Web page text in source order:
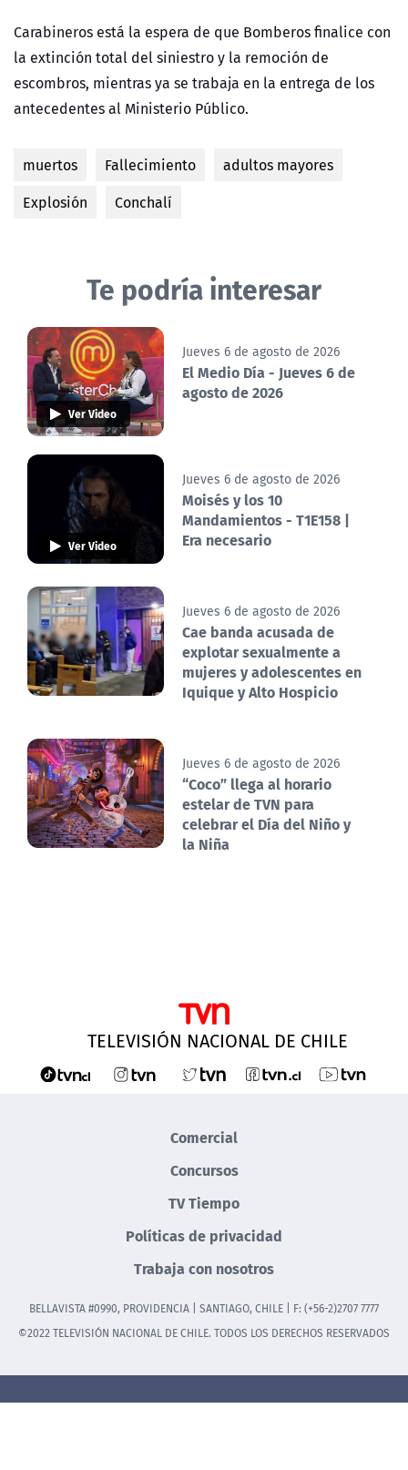
Carabineros está la espera de que Bomberos finalice con
la extinción total del siniestro y la remoción de
escombros, mientras ya se trabaja en la entrega de los
antecedentes al Ministerio Público.
muertos Fallecimiento
adultos mayores
Explosión
Conchalí
Te podría interesar
Ver Video
Jueves 6 de agosto de 2026
El Medio Día - Jueves 6 de
agosto de 2026
Ver Video
Jueves 6 de agosto de 2026
Moisés y los 10
Mandamientos - T1E158 |
Era necesario
Jueves 6 de agosto de 2026
Cae banda acusada de
explotar sexualmente a
mujeres y adolescentes en
Iquique y Alto Hospicio
Jueves 6 de agosto de 2026
“Coco” llega al horario
estelar de TVN para
celebrar el Día del Niño y
la Niña
TELEVISIÓN NACIONAL DE CHILE
Comercial
Concursos
TV Tiempo
Políticas de privacidad
Trabaja con nosotros
BELLAVISTA #0990, PROVIDENCIA | SANTIAGO, CHILE | F: (+56-2)2707 7777
©2022 TELEVISIÓN NACIONAL DE CHILE. TODOS LOS DERECHOS RESERVADOS